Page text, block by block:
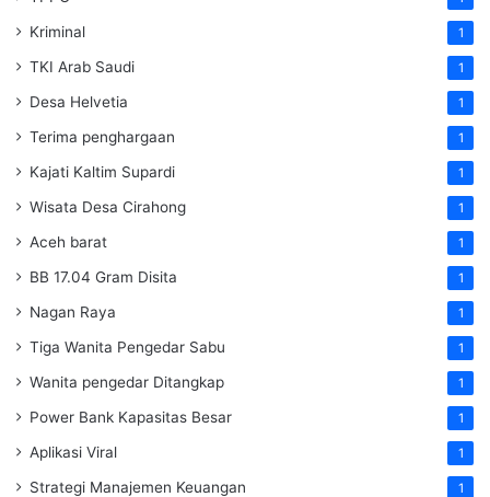
Kriminal 1
TKI Arab Saudi 1
Desa Helvetia 1
Terima penghargaan 1
Kajati Kaltim Supardi 1
Wisata Desa Cirahong 1
Aceh barat 1
BB 17.04 Gram Disita 1
Nagan Raya 1
Tiga Wanita Pengedar Sabu 1
Wanita pengedar Ditangkap 1
Power Bank Kapasitas Besar 1
Aplikasi Viral 1
Strategi Manajemen Keuangan 1